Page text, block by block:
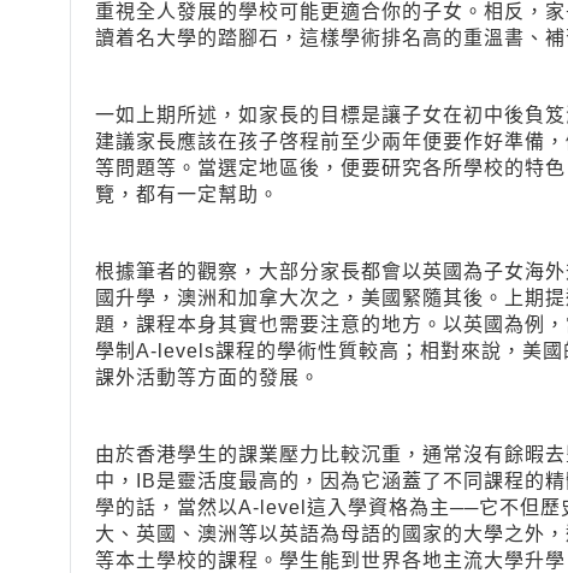
重視全人發展的學校可能更適合你的子女。相反，
讀着名大學的踏腳石，這樣學術排名高的重溫書、
一如上期所述，如家長的目標是讓子女在初中後負
建議家長應該在孩子啓程前至少兩年便要作好準備
等問題等。當選定地區後，便要研究各所學校的特
覽，都有一定幫助。
根據筆者的觀察，大部分家長都會以英國為子女海
國升學，澳洲和加拿大次之，美國緊隨其後。上期
題，課程本身其實也需要注意的地方。以英國為例
學制A-levels課程的學術性質較高；相對來說，美
課外活動等方面的發展。
由於香港學生的課業壓力比較沉重，通常沒有餘暇
中，IB是靈活度最高的，因為它涵蓋了不同課程的
學的話，當然以A-level這入學資格為主──它不但歷
大、英國、澳洲等以英語為母語的國家的大學之外
等本土學校的課程。學生能到世界各地主流大學升